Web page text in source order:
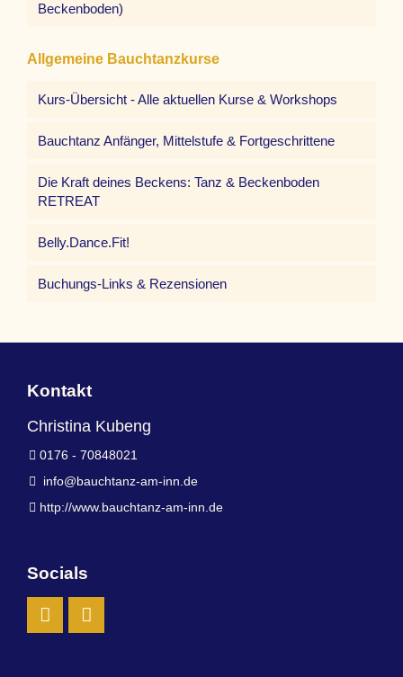
Beckenboden)
Allgemeine Bauchtanzkurse
Kurs-Übersicht - Alle aktuellen Kurse & Workshops
Bauchtanz Anfänger, Mittelstufe & Fortgeschrittene
Die Kraft deines Beckens: Tanz & Beckenboden
RETREAT
Belly.Dance.Fit!
Buchungs-Links & Rezensionen
Kontakt
Christina Kubeng
0176 - 70848021
info@bauchtanz-am-inn.de
http://www.bauchtanz-am-inn.de
Socials